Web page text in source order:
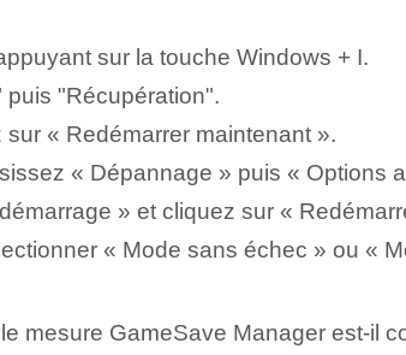
sur la touche Windows + I.
"Récupération".
« Redémarrer maintenant ».
« Dépannage » puis « Options
» et cliquez sur «
« Mode sans échec » ou «
mesure GameSave Manager est-il